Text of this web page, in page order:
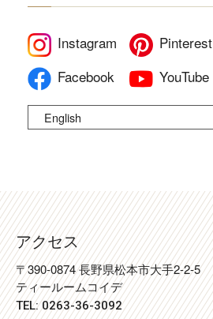
Instagram
Pinterest
Facebook
YouTube
English
アクセス
〒390-0874 長野県松本市大手2-2-5
ティールームコイデ
TEL: 0263-36-3092